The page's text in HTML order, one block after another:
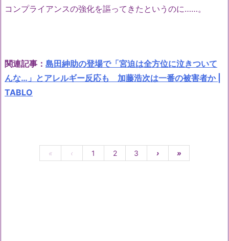
コンプライアンスの強化を謳ってきたというのに……。
関連記事： 島田紳助の登場で「宮迫は全方位に泣きついて
んな…」とアレルギー反応も 加藤浩次は一番の被害者か |
TABLO
« ‹ 1 2 3 › »